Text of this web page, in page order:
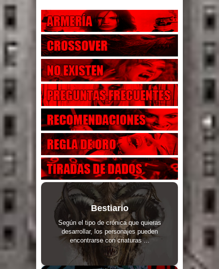
Bestiario
Según el tipo de crónica que quieras
desarrollar, los personajes pueden
encontrarse con criaturas ...